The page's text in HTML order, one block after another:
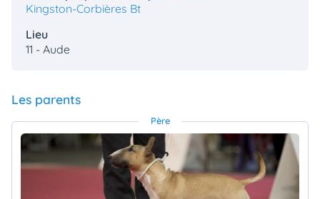
Kingston-Corbières Bt
Lieu
11 - Aude
Les parents
Père